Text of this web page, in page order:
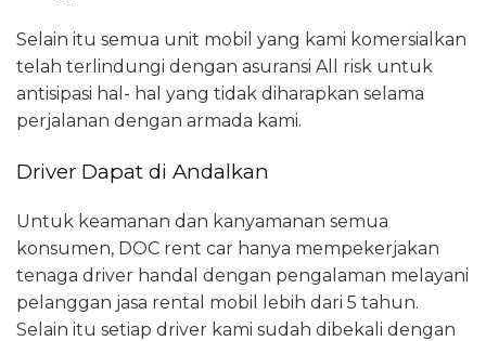
Selain itu semua unit mobil yang kami komersialkan
telah terlindungi dengan asuransi All risk untuk
antisipasi hal- hal yang tidak diharapkan selama
perjalanan dengan armada kami.
Driver Dapat di Andalkan
Untuk keamanan dan kanyamanan semua
konsumen, DOC rent car hanya mempekerjakan
tenaga driver handal dengan pengalaman melayani
pelanggan jasa rental mobil lebih dari 5 tahun.
Selain itu setiap driver kami sudah dibekali dengan